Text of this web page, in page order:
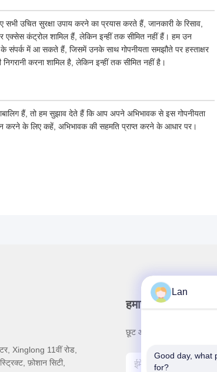
सभी उचित सुरक्षा उपाय करने का प्रयास करते हैं, जानकारी के रिसाव,
एक्सेस कंट्रोल शामिल हैं, लेकिन इन्हीं तक सीमित नहीं हैं। हम उन
के संपर्क में आ सकते हैं, जिसमें उनके साथ गोपनीयता समझौते पर हस्ताक्षर
करना शामिल है, लेकिन इन्हीं तक सीमित नहीं है।
हैं, तो हम सुझाव देते हैं कि आप अपने अभिभावक से इस गोपनीयता
करने के लिए कहें, अभिभावक की सहमति प्राप्त करने के आधार पर।
Xinglong 11वीं रोड,
फ़ोशान सिटी,
हमारा समाचार पत्र
छूट और अधिक के लिए हमारे
Lan
Good day, what
for?